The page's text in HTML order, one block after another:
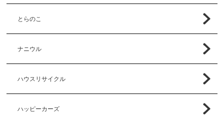
とらのこ
ナニウル
ハウスリサイクル
ハッピーカーズ